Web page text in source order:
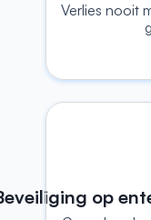
Verlies nooit
op